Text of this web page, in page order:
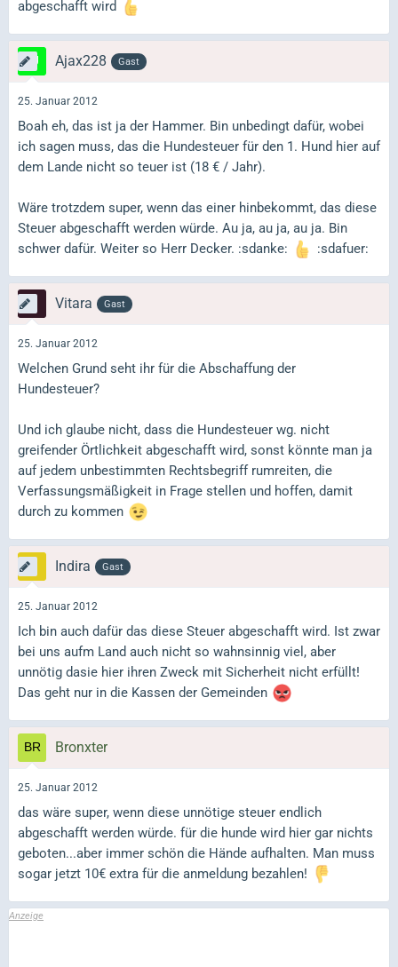
abgeschafft wird
Ajax228 Gast
25. Januar 2012
Boah eh, das ist ja der Hammer. Bin unbedingt dafür, wobei
ich sagen muss, das die Hundesteuer für den 1. Hund hier auf
dem Lande nicht so teuer ist (18 € / Jahr).
Wäre trotzdem super, wenn das einer hinbekommt, das diese
Steuer abgeschafft werden würde. Au ja, au ja, au ja. Bin
schwer dafür. Weiter so Herr Decker. :sdanke:
:sdafuer:
Vitara Gast
25. Januar 2012
Welchen Grund seht ihr für die Abschaffung der
Hundesteuer?
Und ich glaube nicht, dass die Hundesteuer wg. nicht
greifender Örtlichkeit abgeschafft wird, sonst könnte man ja
auf jedem unbestimmten Rechtsbegriff rumreiten, die
Verfassungsmäßigkeit in Frage stellen und hoffen, damit
durch zu kommen
Indira Gast
25. Januar 2012
Ich bin auch dafür das diese Steuer abgeschafft wird. Ist zwar
bei uns aufm Land auch nicht so wahnsinnig viel, aber
unnötig dasie hier ihren Zweck mit Sicherheit nicht erfüllt!
Das geht nur in die Kassen der Gemeinden
Bronxter
25. Januar 2012
das wäre super, wenn diese unnötige steuer endlich
abgeschafft werden würde. für die hunde wird hier gar nichts
geboten...aber immer schön die Hände aufhalten. Man muss
sogar jetzt 10€ extra für die anmeldung bezahlen!